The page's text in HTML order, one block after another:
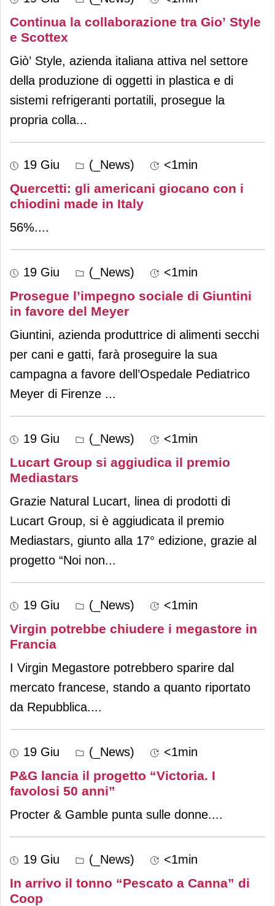
Continua la collaborazione tra Gio’ Style
e Scottex
Giò’ Style, azienda italiana attiva nel settore
della produzione di oggetti in plastica e di
sistemi refrigeranti portatili, prosegue la
propria colla...
19 Giu (_News) <1min
Quercetti: gli americani giocano con i
chiodini made in Italy
56%....
19 Giu (_News) <1min
Prosegue l’impegno sociale di Giuntini
in favore del Meyer
Giuntini, azienda produttrice di alimenti secchi
per cani e gatti, farà proseguire la sua
campagna a favore dell’Ospedale Pediatrico
Meyer di Firenze ...
19 Giu (_News) <1min
Lucart Group si aggiudica il premio
Mediastars
Grazie Natural Lucart, linea di prodotti di
Lucart Group, si è aggiudicata il premio
Mediastars, giunto alla 17° edizione, grazie al
progetto “Noi non...
19 Giu (_News) <1min
Virgin potrebbe chiudere i megastore in
Francia
I Virgin Megastore potrebbero sparire dal
mercato francese, stando a quanto riportato
da Repubblica....
19 Giu (_News) <1min
P&G lancia il progetto “Victoria. I
favolosi 50 anni”
Procter & Gamble punta sulle donne....
19 Giu (_News) <1min
In arrivo il tonno “Pescato a Canna” di
Coop